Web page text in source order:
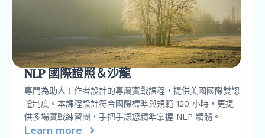
NLP 國際證照＆沙龍
專門為助人工作者設計的專屬實戰課程，提供美國國際雙認
證制度。本課程設計符合國際標準與規範 120 小時，更提
供多場實戰練習團，手把手讓您精準掌握 NLP 精髓。
Learn more